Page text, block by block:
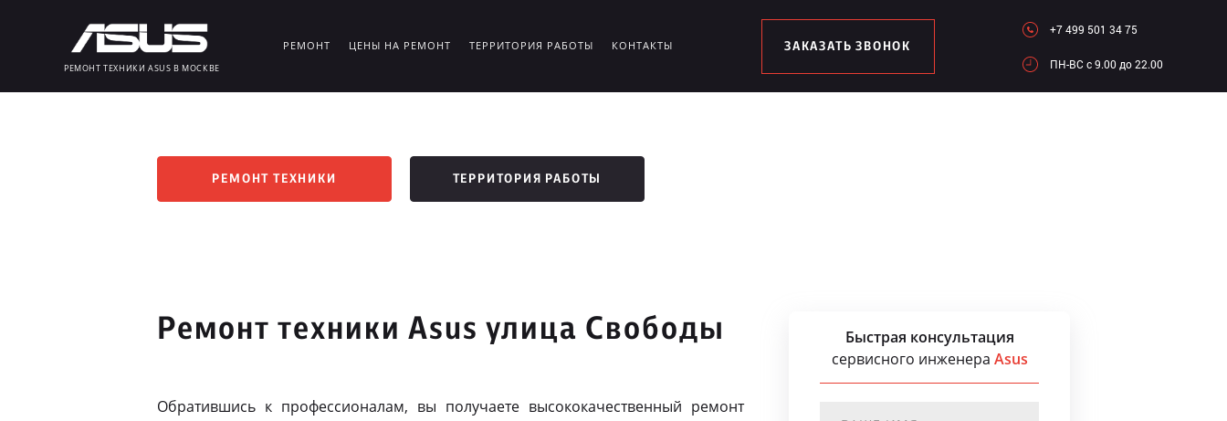
РЕМОНТ ТЕХНИКИ ASUS В МОСКВЕ
РЕМОНТ ЦЕНЫ НА РЕМОНТ ТЕРРИТОРИЯ РАБОТЫ КОНТАКТЫ ЗАКАЗАТЬ ЗВОНОК
+7 499 501 34 75
ПН-ВC c 9.00 до 22.00
РЕМОНТ ТЕХНИКИ ТЕРРИТОРИЯ РАБОТЫ
Ремонт техники Asus улица Свободы
Обратившись к профессионалам, вы получаете высококачественный ремонт
Быстрая консультация
сервисного инженера Asus